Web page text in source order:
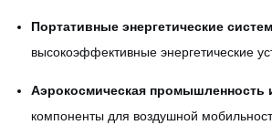
Портативные энергетические
высокоэффективные энергетические
Аэрокосмическая промышленность
компоненты для воздушной